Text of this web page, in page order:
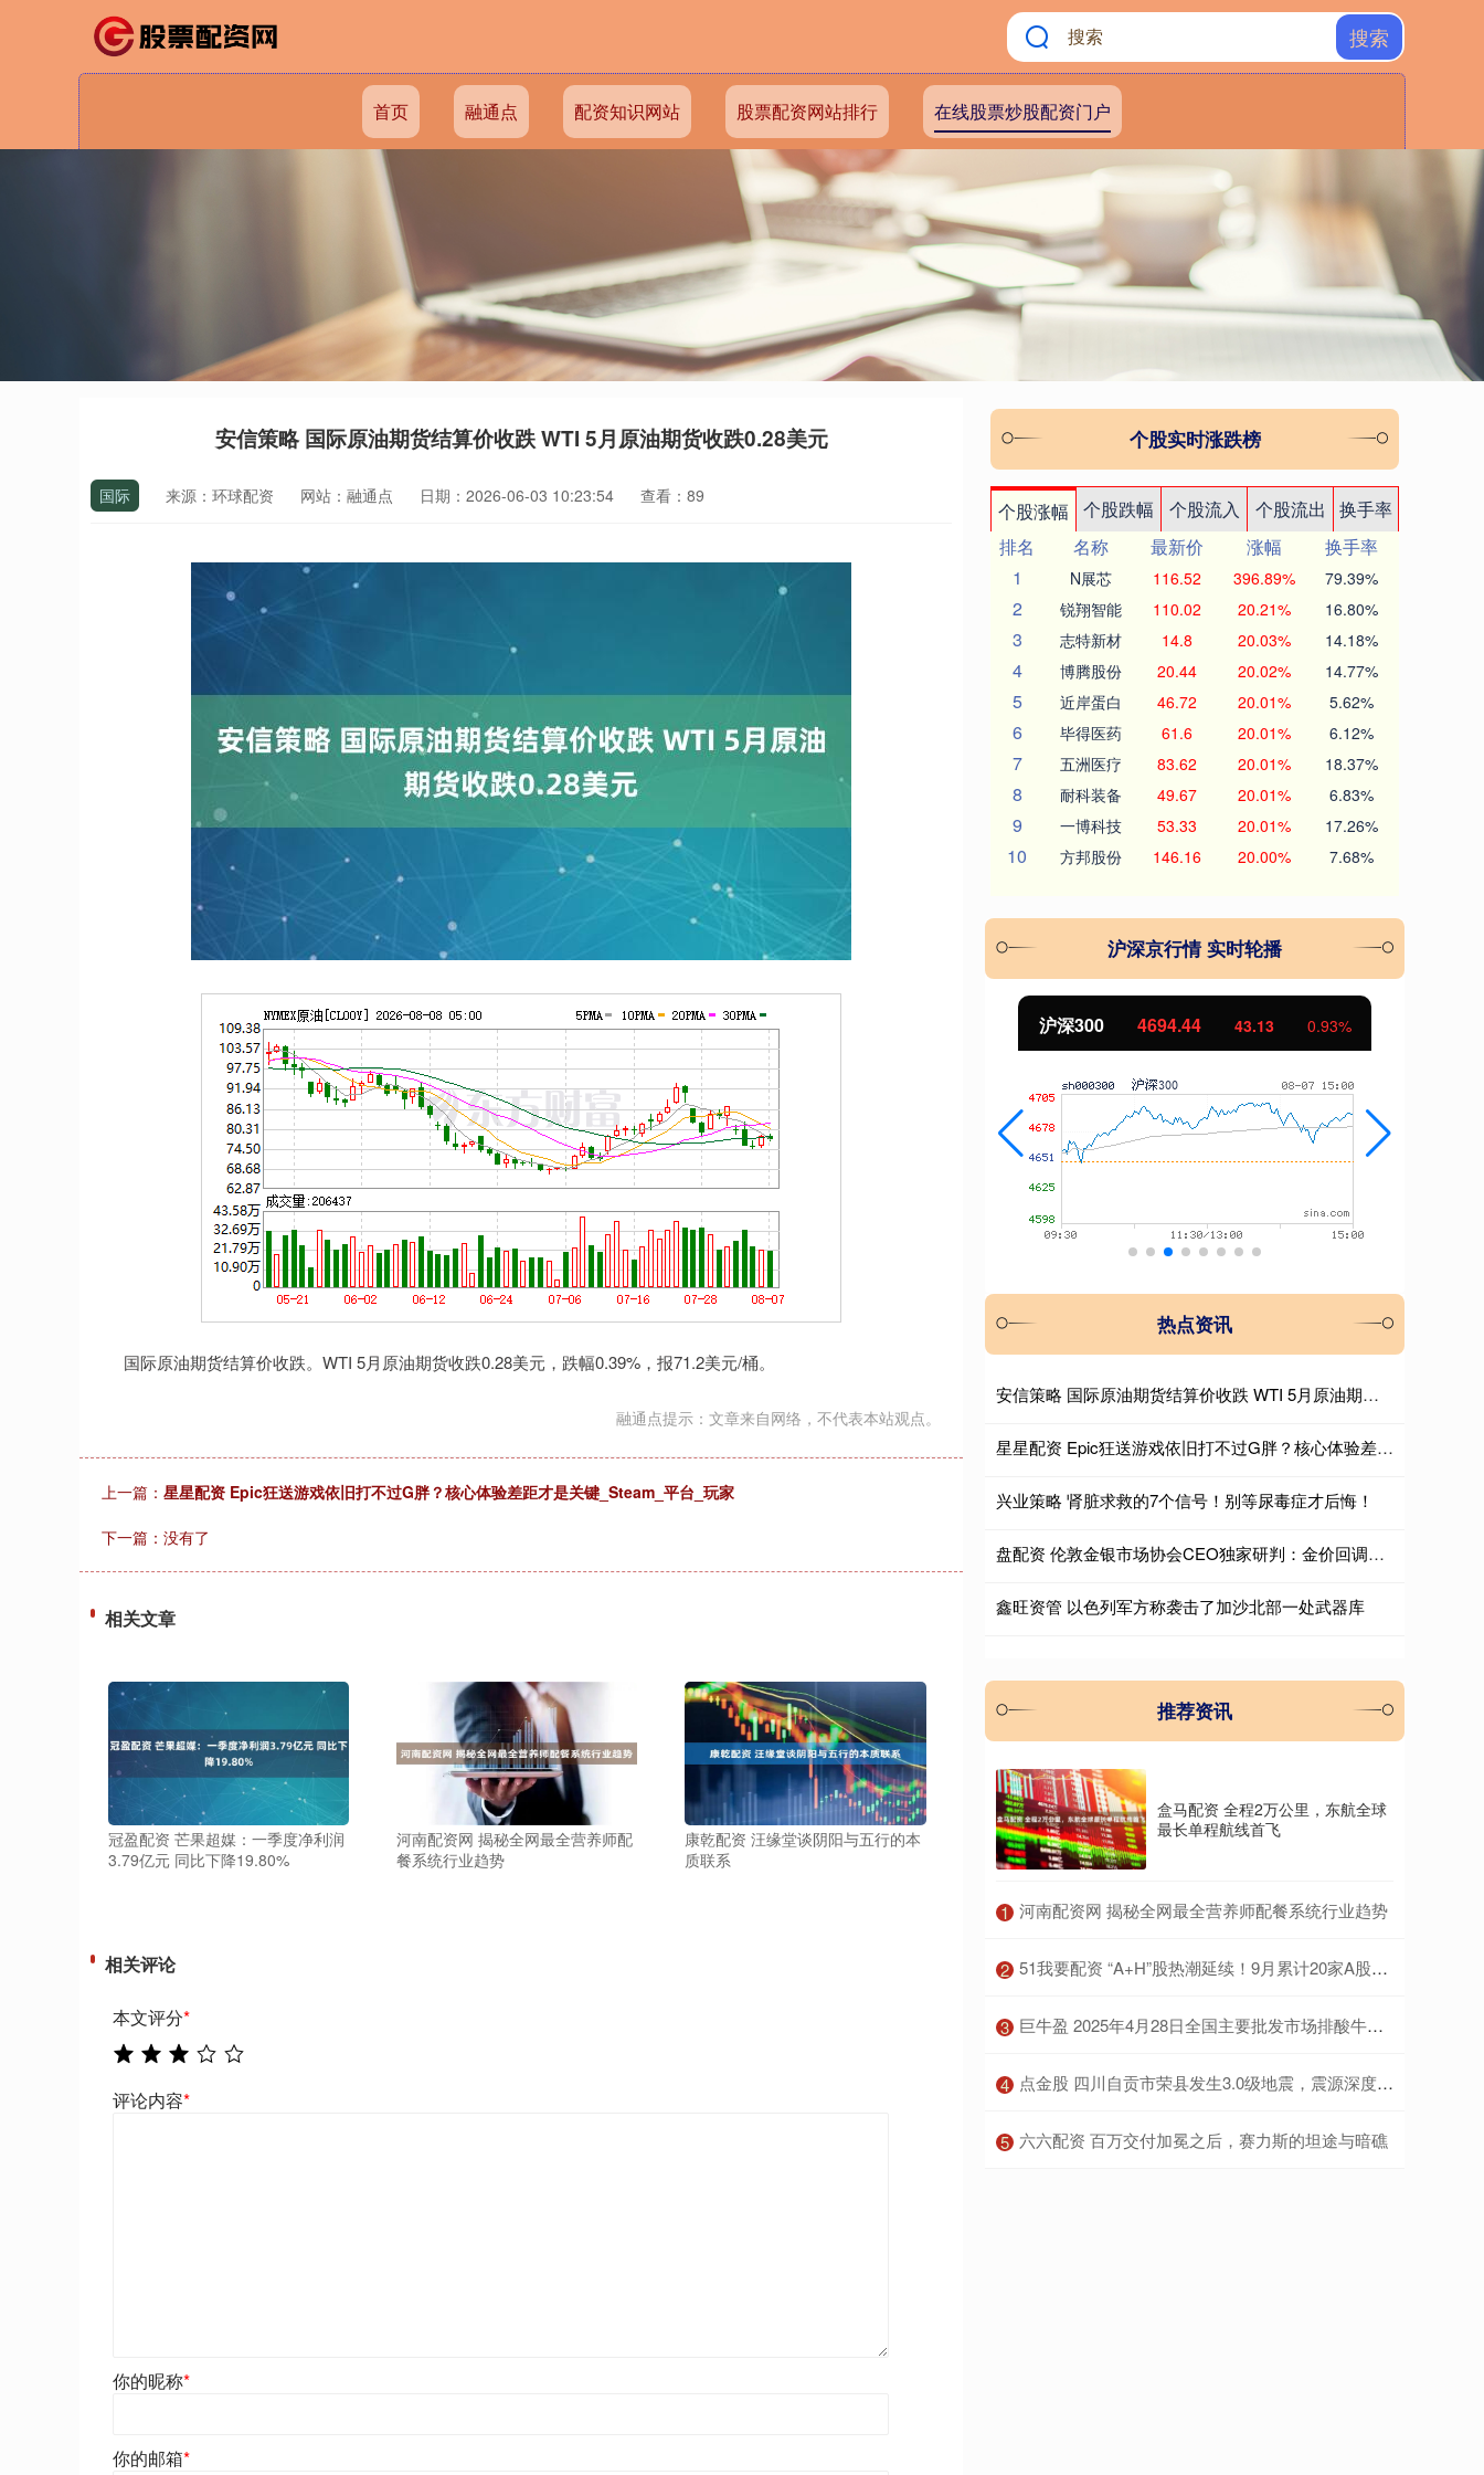
搜索
首页 融通点 配资知识网站 股票配资网站排行 在线股票炒股配资门户
安信策略 国际原油期货结算价收跌 WTI 5月原油期货收跌0.28美元
国际 来源：环球配资 网站：融通点 日期：2026-06-03 10:23:54 查看：89
国际原油期货结算价收跌。WTI 5月原油期货收跌0.28美元，跌幅0.39%，报71.2美元/桶。
融通点提示：文章来自网络，不代表本站观点。
上一篇： 星星配资 Epic狂送游戏依旧打不过G胖？核心体验差距才是关键_Steam_平台_玩家
下一篇：没有了
相关文章
冠盈配资 芒果超媒：一季度净利润
3.79亿元 同比下降19.80%
河南配资网 揭秘全网最全营养师配
餐系统行业趋势
康乾配资 汪缘堂谈阴阳与五行的本
质联系
相关评论
本文评分*
评论内容*
你的昵称*
你的邮箱*
个股实时涨跌榜
个股涨幅 个股跌幅 个股流入 个股流出
换手率
排名
名称 最新价 涨幅
换手率
1
N展芯 116.52 396.89% 79.39%
2 锐翔智能 110.02 20.21% 16.80%
3 志特新材 14.8 20.03% 14.18%
4 博腾股份 20.44 20.02% 14.77%
5 近岸蛋白 46.72 20.01% 5.62%
6 毕得医药 61.6 20.01% 6.12%
7 五洲医疗 83.62 20.01% 18.37%
8 耐科装备 49.67 20.01% 6.83%
9 一博科技 53.33 20.01% 17.26%
10 方邦股份 146.16 20.00% 7.68%
沪深京行情 实时轮播
上证指数 3940.04 39.68 1.02% 深证成指 14311.01 沪深300 4694.44 43.13 0.93%
热点资讯
安信策略 国际原油期货结算价收跌 WTI 5月原油期货收跌0.28美元
星星配资 Epic狂送游戏依旧打不过G胖？核心体验差距才是关键_Steam_平台_玩家
兴业策略 肾脏求救的7个信号！别等尿毒症才后悔！
盘配资 伦敦金银市场协会CEO独家研判：金价回调莫慌！只是获利了结，中国需求持续火爆！ 大行说
鑫旺资管 以色列军方称袭击了加沙北部一处武器库
推荐资讯
盒马配资 全程2万公里，东航全球
最长单程航线首飞
1 ​河南配资网 揭秘全网最全营养师配餐系统行业趋势
2 ​51我要配资 “A+H”股热潮延续！9月累计20家A股上市公司筹划赴港上市 沪电股份、东山精密等PCB龙头在列
3 ​巨牛盈 2025年4月28日全国主要批发市场排酸牛肉价格行情
4 ​点金股 四川自贡市荣县发生3.0级地震，震源深度6公里
5 ​六六配资 百万交付加冕之后，赛力斯的坦途与暗礁